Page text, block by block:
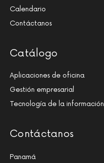
Calendario
Contáctanos
Catálogo
Aplicaciones de oficina
Gestión empresarial
Tecnología de la información
Contáctanos
Panamá